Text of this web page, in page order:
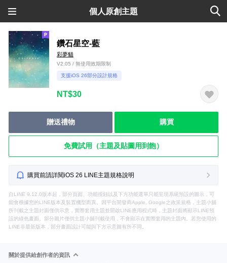
個人原創主題
鑽石星空-藍
彩夢貓
V2.05 / 無使用效期限制
支援iOS 26部分設計規格
NT$30
贈送禮物 購買
免費試用（主題及貼圖用到飽）
購買前請詳閱iOS 26 LINE主題規格說明
自LINE 9.12.0版本起，部分頁面、功能按鈕以及下方功能選單只能呈現系統預設的圖示，可
能會根據您的LINE版本及裝置機型而異。因平台開發商Apple, Google之政策規格，主題小舖
所刊載之主題封面僅供示意，實際套用主題並開啟LINE應用程式時，主題封面將顯示LINE預
設的綠色畫面。部分圖片僅供主題小舖刊載使用，不會顯示在實際套用的主題內。若您使用的
LINE非最新版本，部分畫面設計可能與下方示意圖有所不同。
關於提供給創作者的資訊